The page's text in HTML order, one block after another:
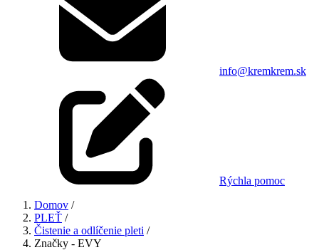
info@kremkrem.sk
Rýchla pomoc
Domov /
PLEŤ /
Čistenie a odlíčenie pleti /
Značky - EVY